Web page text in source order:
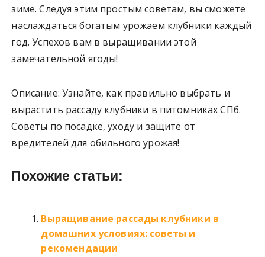
зиме. Следуя этим простым советам, вы сможете
наслаждаться богатым урожаем клубники каждый
год. Успехов вам в выращивании этой
замечательной ягоды!
Описание: Узнайте, как правильно выбрать и
вырастить рассаду клубники в питомниках СПб.
Советы по посадке, уходу и защите от
вредителей для обильного урожая!
Похожие статьи:
Выращивание рассады клубники в
домашних условиях: советы и
рекомендации